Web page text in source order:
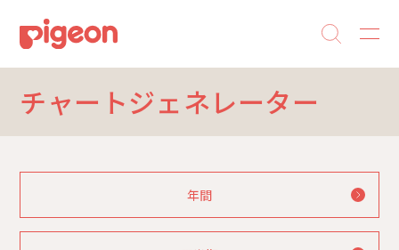
チャートジェネレーター
年間